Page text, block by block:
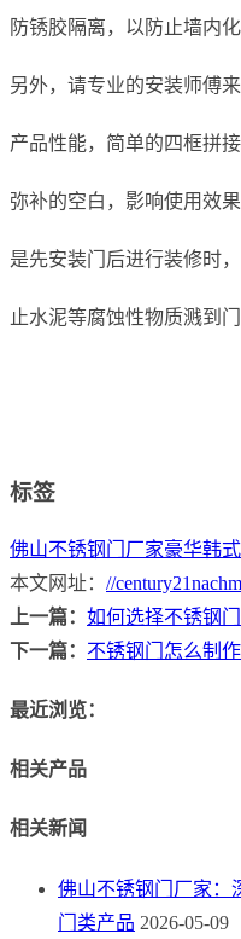
防锈胶隔离，以防止墙内
另外，请专业的安装师傅
产品性能，简单的四框拼
弥补的空白，影响使用效
是先安装门后进行装修时
止水泥等腐蚀性物质溅到
标签
佛山不锈钢门厂家豪华韩式
本文网址： //
上一篇： 如何选择不锈钢门
下一篇： 不锈钢门怎么制
最近浏览：
相关产品
相关新闻
佛山不锈钢门厂家：
门类产品 2026-05-09